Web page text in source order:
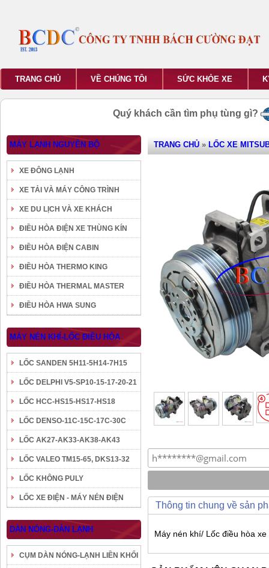
TRANG CHỦ VỀ CHÚNG TÔI SỨC KHỎE XE
Quý khách cần tìm phụ tùng gì?
MÁY LẠNH NGUYÊN BỘ
XE ĐÔNG LẠNH
XE TẢI VÀ MÁY CÔNG TRÌNH
XE DU LỊCH VÀ XE KHÁCH
ĐIỀU HÒA ĐIỆN XE THÙNG KÍN
ĐIỀU HÒA ĐIỆN CABIN
ĐIỀU HÒA THERMO KING
ĐIỀU HÒA THERMAL MASTER
ĐIỀU HÒA HWA SUNG
MÁY NÉN KHÍ-LỐC ĐIỀU HÒA
LỐC SANDEN 5H11-5H14-7H15
LỐC DELPHI V5-SP10-15-17-20-21
LỐC HCC-HS15-HS17-HS18
LỐC DENSO-11C-15C-17C-30C
LỐC AK27-AK33-AK38-AK43
LỐC VALEO TM15-65, DKS13-32
LỐC KHÔNG PULY
LỐC XE ĐIỆN - MÁY NÉN ĐIỆN
DÀN NÓNG-DÀN LẠNH
CỤM DÀN NÓNG-LẠNH LIỀN KHỐI
TRANG CHỦ » LỐC XE
Thông tin chung về sản
Máy nén khí/ Lốc điều hòa